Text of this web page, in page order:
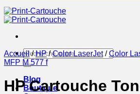
Recherche
pour :
Blog
Boutique
Accueil / HP / Color LaserJet / Color
MFP M 577 f
HP Cartouche